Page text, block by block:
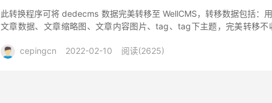
此转换程序可将 dedecms 数据完美转移至 WellCMS，转移数据包括：用
文章数据、文章缩略图、文章内容图片、tag、tag下主题，完美转移不
cepingcn
2022-02-10 阅读(2625)